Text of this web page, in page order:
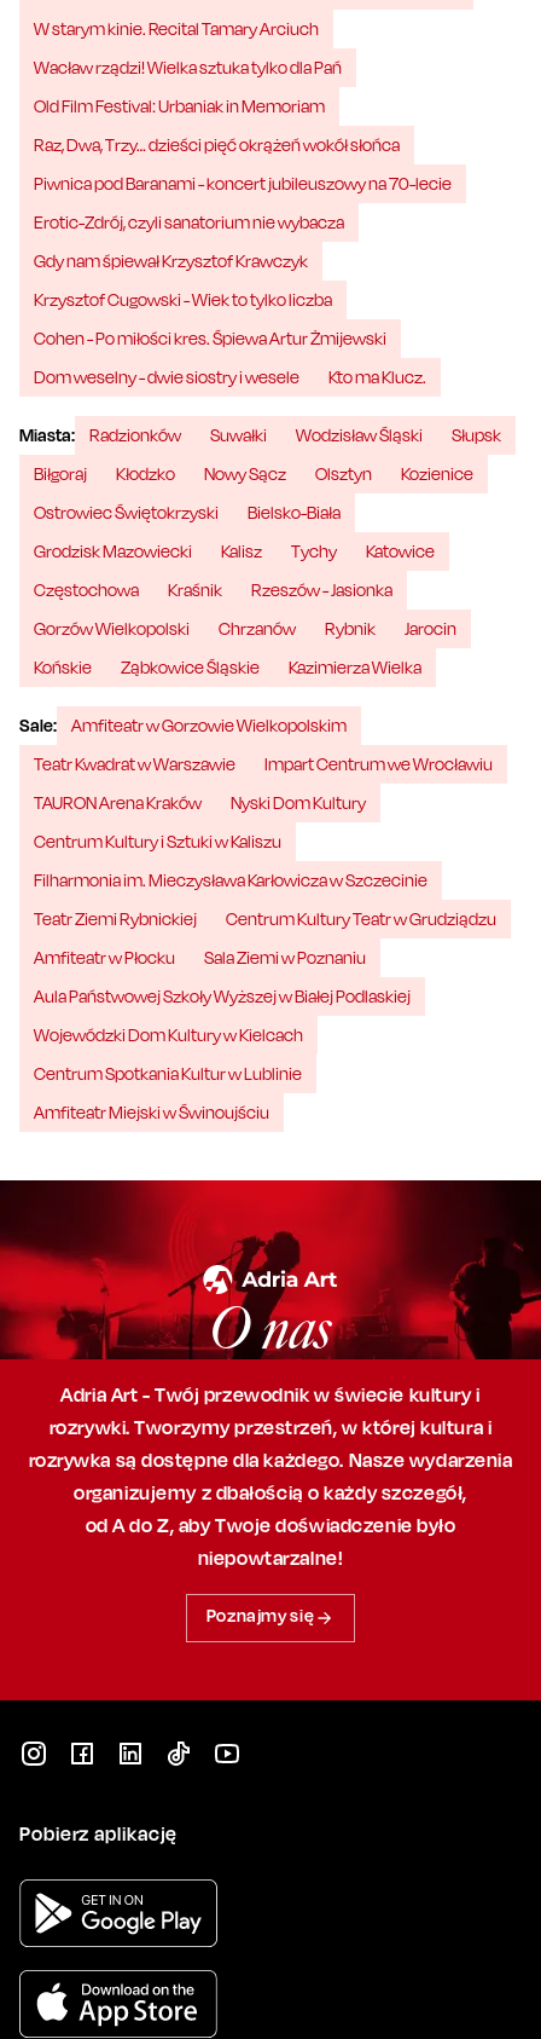
W starym kinie. Recital Tamary Arciuch
Wacław rządzi! Wielka sztuka tylko dla Pań
Old Film Festival: Urbaniak in Memoriam
Raz, Dwa, Trzy… dzieści pięć okrążeń wokół słońca
Piwnica pod Baranami - koncert jubileuszowy na 70-lecie
Erotic-Zdrój, czyli sanatorium nie wybacza
Gdy nam śpiewał Krzysztof Krawczyk
Krzysztof Cugowski - Wiek to tylko liczba
Cohen - Po miłości kres. Śpiewa Artur Żmijewski
Dom weselny - dwie siostry i wesele
Kto ma Klucz.
Miasta: Radzionków Suwałki Wodzisław Śląski
Słupsk
Biłgoraj
Kłodzko Nowy Sącz Olsztyn
Kozienice
Ostrowiec Świętokrzyski
Bielsko-Biała
Grodzisk Mazowiecki
Kalisz Tychy
Katowice
Częstochowa
Kraśnik
Rzeszów - Jasionka
Gorzów Wielkopolski
Chrzanów Rybnik
Jarocin
Końskie
Ząbkowice Śląskie Kazimierza Wielka
Sale:
Amfiteatr w Gorzowie Wielkopolskim
Teatr Kwadrat w Warszawie
Impart Centrum we Wrocławiu
TAURON Arena Kraków
Nyski Dom Kultury
Centrum Kultury i Sztuki w Kaliszu
Filharmonia im. Mieczysława Karłowicza w Szczecinie
Teatr Ziemi Rybnickiej
Centrum Kultury Teatr w Grudziądzu
Amfiteatr w Płocku
Sala Ziemi w Poznaniu
Aula Państwowej Szkoły Wyższej w Białej Podlaskiej
Wojewódzki Dom Kultury w Kielcach
Centrum Spotkania Kultur w Lublinie
Amfiteatr Miejski w Świnoujściu
O nas
Adria Art - Twój przewodnik w świecie kultury i
rozrywki. Tworzymy przestrzeń,w której kultura i
rozrywka są dostępne dla każdego. Nasze wydarzenia
organizujemy z dbałością o każdy szczegół,
od A do Z, abyTwoje doświadczenie było
niepowtarzalne!
Poznajmy się
Pobierz aplikację